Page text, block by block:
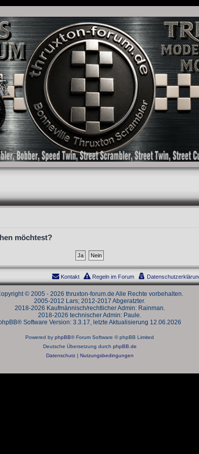
für die New Bonneville Baureihen ab BJ 2001. Triumph Bonneville,
möchtest?
Regeln im Forum
Kontakt
© 2005 - 2026 thruxton-forum.de Alle Rechte vorbehalten.
2005-2012 Lars; 2012-2017 Abgeratzter.
2018-2026 Kaufmännisch/rechtlicher Admin: Rainman.
2018-2026 technischer Admin: Paule.
Software Version: 3.3.17, letzte Aktualisierung 12.06.2026
Powered by phpBB® Forum Software © phpBB Limited
Deutsche Übersetzung durch phpBB.de
Datenschutz| Nutzungsbedingungen